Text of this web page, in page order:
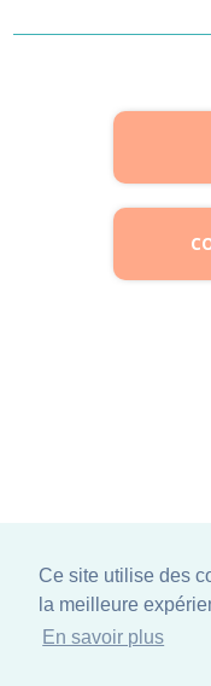
Ce site utilise des
la meilleure
En savoir plus